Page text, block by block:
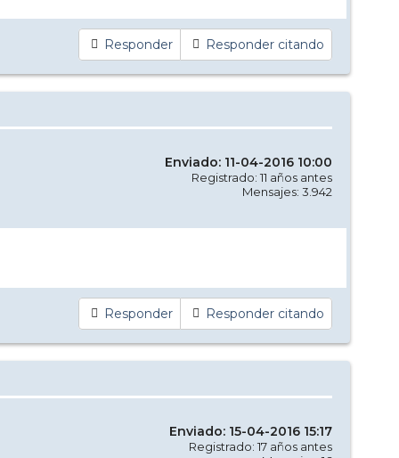
Responder Responder citando
Enviado: 11-04-2016 10:00
Registrado: 11 años antes
Mensajes: 3.942
Responder Responder citando
Enviado: 15-04-2016 15:17
Registrado: 17 años antes